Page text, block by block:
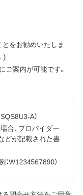
をお勧めいたしま
)
ご案内が可能です。
A）
合、プロバイダー
どが記載された書
W1234567890）